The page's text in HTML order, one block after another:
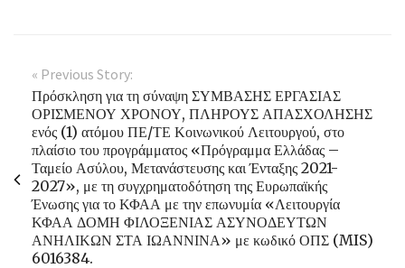
« Previous Story:
Πρόσκληση για τη σύναψη ΣΥΜΒΑΣΗΣ ΕΡΓΑΣΙΑΣ
ΟΡΙΣΜΕΝΟΥ ΧΡΟΝΟΥ, ΠΛΗΡΟΥΣ ΑΠΑΣΧΟΛΗΣΗΣ
ενός (1) ατόμου ΠΕ/ΤΕ Κοινωνικού Λειτουργού, στο
πλαίσιο του προγράμματος «Πρόγραμμα Ελλάδας –
Ταμείο Ασύλου, Μετανάστευσης και Ένταξης 2021-
2027», με τη συγχρηματοδότηση της Ευρωπαϊκής
Ένωσης για το ΚΦΑΑ με την επωνυμία «Λειτουργία
ΚΦΑΑ ΔΟΜΗ ΦΙΛΟΞΕΝΙΑΣ ΑΣΥΝΟΔΕΥΤΩΝ
ΑΝΗΛΙΚΩΝ ΣΤΑ ΙΩΑΝΝΙΝΑ» με κωδικό ΟΠΣ (MIS)
6016384.